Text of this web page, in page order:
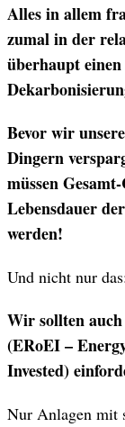
Alles in allem
zumal in der
überhaupt
Bevor wir
Dingern
müssen
Lebensdauer
werden!
Und nicht nur
Wir sollten
(ERoEI –
Invested)
Nur Anlagen mit